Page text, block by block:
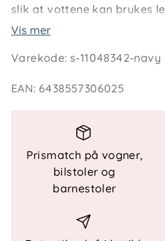
slik at vottene kan brukes
eller stive.
Ytterstoffet tåler skitt og
komme seg ut.
på vei til og fra barnehage
Teknisk informasjon
Vanntett ReimaTec-
Mykt og varmt fleecefôr
Vis mer
Varekode:s-11048342-navy
EAN: 6438557306025
Prismatch på vogner,
bilstoler og
barnestoler